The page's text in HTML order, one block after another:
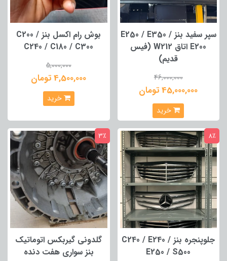
سپر سفید بنز E250 / E350 /
E200 اتاق W212 (فیس
قدیم)
46,000,000
45,000,000 تومان
خرید
بوش رام اکسل بنز C200 /
C240 / C180 / C300
5,000,000
4,500,000 تومان
خرید
جلوپنجره بنز C240 / E240 /
E250 / S500
8٪
گلدونی گیربکس اتوماتیک
بنز سواری هفت دنده
3٪